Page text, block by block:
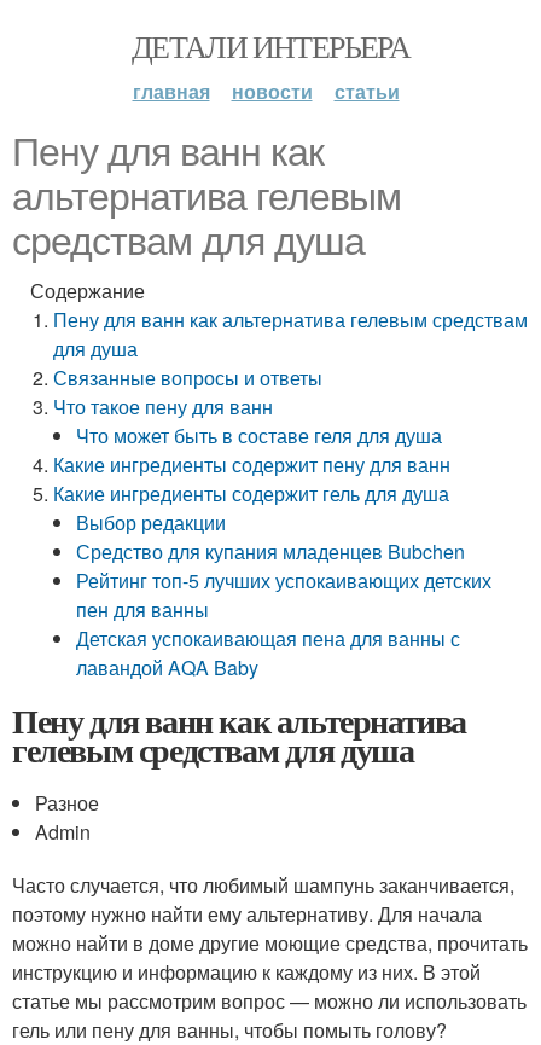
ДЕТАЛИ ИНТЕРЬЕРА
главная новости статьи
Пену для ванн как
альтернатива гелевым
средствам для душа
Содержание
Пену для ванн как альтернатива гелевым средствам
для душа
Связанные вопросы и ответы
Что такое пену для ванн
Что может быть в составе геля для душа
Какие ингредиенты содержит пену для ванн
Какие ингредиенты содержит гель для душа
Выбор редакции
Средство для купания младенцев Bubchen
Рейтинг топ-5 лучших успокаивающих детских
пен для ванны
Детская успокаивающая пена для ванны с
лавандой AQA Baby
Пену для ванн как альтернатива
гелевым средствам для душа
Разное
Admin
Часто случается, что любимый шампунь заканчивается,
поэтому нужно найти ему альтернативу. Для начала
можно найти в доме другие моющие средства, прочитать
инструкцию и информацию к каждому из них. В этой
статье мы рассмотрим вопрос — можно ли использовать
гель или пену для ванны, чтобы помыть голову?